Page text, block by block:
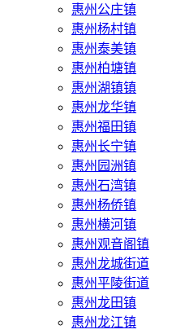
惠州公庄镇
惠州杨村镇
惠州泰美镇
惠州柏塘镇
惠州湖镇镇
惠州龙华镇
惠州福田镇
惠州长宁镇
惠州园洲镇
惠州石湾镇
惠州杨侨镇
惠州横河镇
惠州观音阁镇
惠州龙城街道
惠州平陵街道
惠州龙田镇
惠州龙江镇